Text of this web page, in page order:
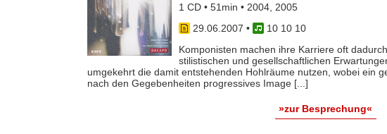
1 CD • 51min • 2004, 2005
29.06.2007 •
10 10 10
Komponisten machen ihre Karriere oft
stilistischen und gesellschaftlichen
umgekehrt die damit entstehenden Hohlräume nutzen, wobei ein
nach den Gegebenheiten progressives Image [...]
»zur Besprechung«